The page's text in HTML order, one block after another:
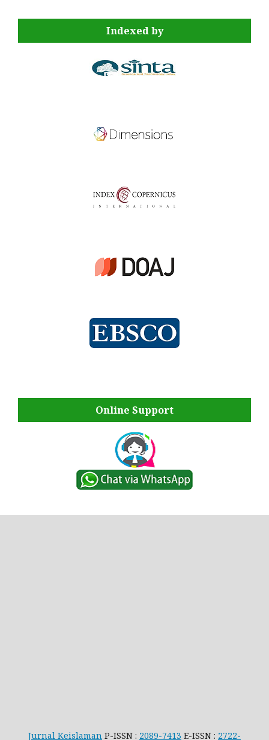
Indexed by
Online Support
Jurnal Keislaman P-ISSN : 2089-7413 E-ISSN : 2722-